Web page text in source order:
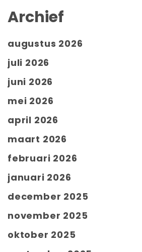
Archief
augustus 2026
juli 2026
juni 2026
mei 2026
april 2026
maart 2026
februari 2026
januari 2026
december 2025
november 2025
oktober 2025